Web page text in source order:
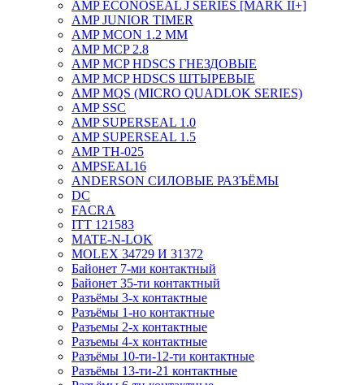
AMP ECONOSEAL J SERIES [MARK II+]
AMP JUNIOR TIMER
AMP MCON 1.2 MM
AMP MCP 2.8
AMP MCP HDSCS ГНЕЗДОВЫЕ
AMP MCP HDSCS ШТЫРЕВЫЕ
AMP MQS (MICRO QUADLOK SERIES)
AMP SSC
AMP SUPERSEAL 1.0
AMP SUPERSEAL 1.5
AMP ТН-025
AMPSEAL16
ANDERSON СИЛОВЫЕ РАЗЪЁМЫ
DC
FACRA
ITT 121583
MATE-N-LOK
MOLEX 34729 И 31372
Байонет 7-ми контактный
Байонет 35-ти контактный
Разъёмы 3-х контактные
Разъёмы 1-но контактные
Разъемы 2-х контактные
Разъемы 4-х контактные
Разъёмы 10-ти-12-ти контактные
Разъёмы 13-ти-21 контактные